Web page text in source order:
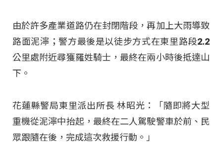
由於許多產業道路仍在封閉階段，再加上大雨導致
路面泥濘；警方最後是以徒步方式在東里路段2.2
公里處附近尋獲羅姓騎士，最終在兩小時後抵達山
下。
花蓮縣警局東里派出所長 林昭光：「隨即將大型
重機從泥濘中抬起，最終在二人駕駛警車於前、民
眾跟隨在後，完成這次救援行動。」